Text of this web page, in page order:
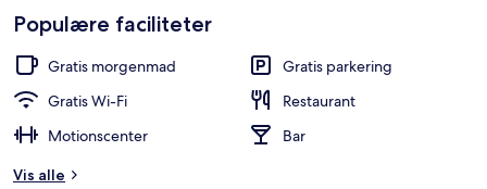
Populære faciliteter
Gratis morgenmad
Gratis parkering
Gratis Wi-Fi
Restaurant
Motionscenter
Bar
Vis alle